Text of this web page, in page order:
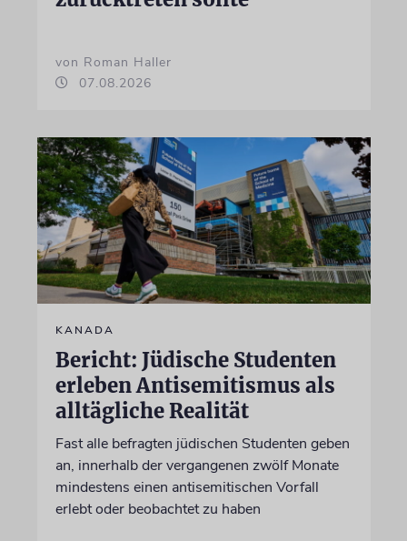
von Roman Haller
07.08.2026
KANADA
Bericht: Jüdische Studenten
erleben Antisemitismus als
alltägliche Realität
Fast alle befragten jüdischen Studenten geben
an, innerhalb der vergangenen zwölf Monate
mindestens einen antisemitischen Vorfall
erlebt oder beobachtet zu haben